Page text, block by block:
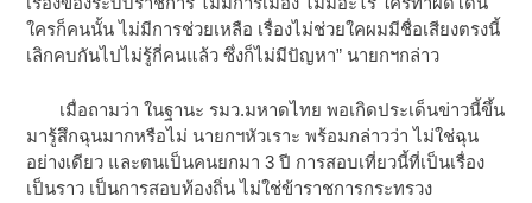
ใครก็คนนั้น ไม่มีการช่วยเหลือ เรื่องไม่ช่วยใคผมมีชื่อเสียงตรงนี้
เลิกคบกันไปไม่รู้กี่คนแล้ว ซึ่งก็ไม่มีปัญหา” นายกฯกล่าว
เมื่อถามว่า ในฐานะ รมว.มหาดไทย พอเกิดประเด็นข่าวนี้ขึ้น
มารู้สึกฉุนมากหรือไม่ นายกฯหัวเราะ พร้อมกล่าวว่า ไม่ใช่ฉุน
อย่างเดียว และตนเป็นคนยกมา 3 ปี การสอบเที่ยวนี้ที่เป็นเรื่อง
เป็นราว เป็นการสอบท้องถิ่น ไม่ใช่ข้าราชการกระทรวง